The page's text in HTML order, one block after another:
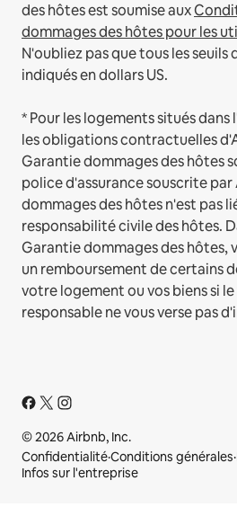
des hôtes est soumise aux
dommages des hôtes pour les
N'oubliez pas que tous les
indiqués en dollars US.
* Pour les logements situés
les obligations contractuelles
Garantie dommages des hôtes
police d'assurance souscrite
dommages des hôtes n'est pas
responsabilité civile des hôtes.
Garantie dommages des hôtes,
un remboursement de certains
votre logement ou vos biens si
responsable ne vous verse pas
© 2026 Airbnb, Inc.
Confidentialité·Conditions générales·
Infos sur l'entreprise